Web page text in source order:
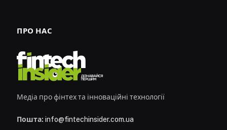
ПРО НАС
Медіа про фінтех та інноваційні технології
Пошта: info@fintechinsider.com.ua